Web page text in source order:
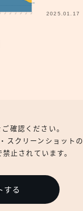
2025.01.17
確認ください。
スクリーンショットの
止されています。
する